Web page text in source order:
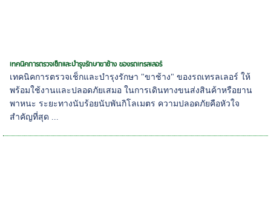
เทคนิคการตรวจเช็กและบำรุงรักษาขาช้าง ของรถเทรลเลอร์
เทคนิคการตรวจเช็กและบำรุงรักษา "ขาช้าง" ของรถเทรลเลอร์ ให้
พร้อมใช้งานและปลอดภัยเสมอ ในการเดินทางขนส่งสินค้าหรือยาน
พาหนะ ระยะทางนับร้อยนับพันกิโลเมตร ความปลอดภัยคือหัวใจ
สำคัญที่สุด ...